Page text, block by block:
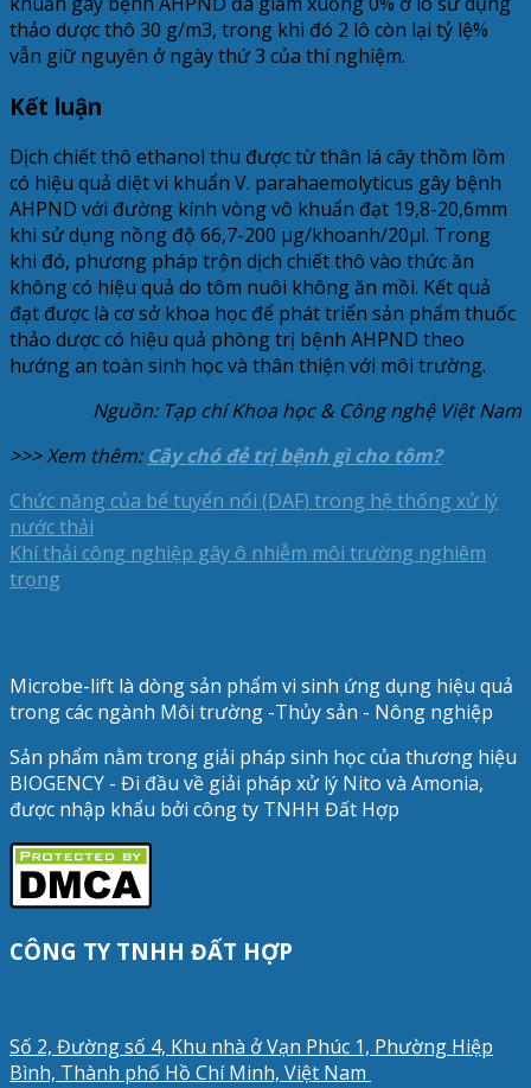
thảo dược thô 30 g/m3, trong khi đó 2 lô còn lại tỷ lệ%
vẫn giữ nguyên ở ngày thứ 3 của thí nghiệm.
Kết luận
Dịch chiết thô ethanol thu được từ thân lá cây thồm lồm
có hiệu quả diệt vi khuẩn V. parahaemolyticus gây bệnh
AHPND với đường kính vòng vô khuẩn đạt 19,8-20,6mm
khi sử dụng nồng độ 66,7-200 μg/khoanh/20μl. Trong
khi đó, phương pháp trộn dịch chiết thô vào thức ăn
không có hiệu quả do tôm nuôi không ăn mồi. Kết quả
đạt được là cơ sở khoa học để phát triển sản phẩm thuốc
thảo dược có hiệu quả phòng trị bệnh AHPND theo
hướng an toàn sinh học và thân thiện với môi trường.
Nguồn: Tạp chí Khoa học & Công nghệ Việt Nam
>>> Xem thêm: Cây chó đẻ trị bệnh gì cho tôm?
Chức năng của bể tuyển nổi (DAF) trong hệ thống xử lý
nước thải
Khí thải công nghiệp gây ô nhiễm môi trường nghiêm
trọng
Microbe-lift là dòng sản phẩm vi sinh ứng dụng hiệu quả
trong các ngành Môi trường -Thủy sản - Nông nghiệp
Sản phẩm nằm trong giải pháp sinh học của thương hiệu
BIOGENCY - Đi đầu về giải pháp xử lý Nito và Amonia,
được nhập khẩu bởi công ty TNHH Đất Hợp
CÔNG TY TNHH ĐẤT HỢP
Số 2, Đường số 4, Khu nhà ở Vạn Phúc 1, Phường Hiệp
Bình, Thành phố Hồ Chí Minh, Việt Nam